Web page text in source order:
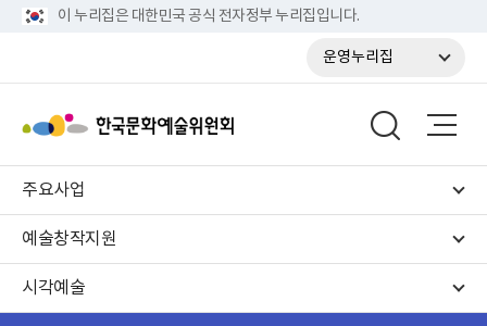
이 누리집은 대한민국 공식 전자정부 누리집입니다.
운영누리집
주요사업
예술창작지원
시각예술